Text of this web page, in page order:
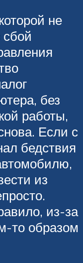
не
без
работы,
Если с
бедствия
из
из-за
то образом